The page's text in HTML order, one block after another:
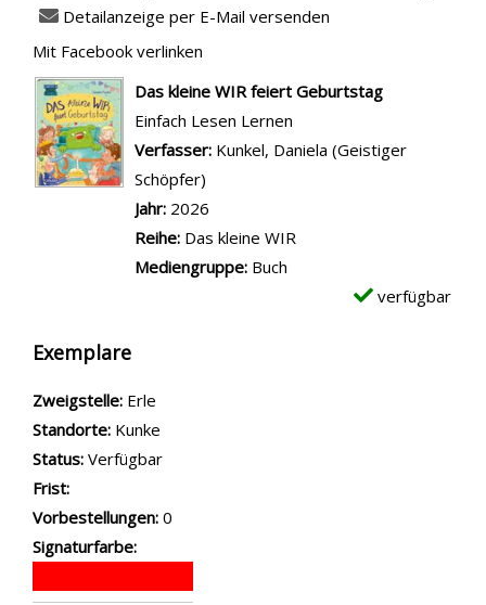
Detailanzeige per E-Mail versenden
Mit Facebook verlinken
wird in neuem Tab geöffnet
Das kleine WIR feiert Geburtstag
Einfach Lesen Lernen
Verfasser: Suche nach diesem Verfasser
Kunkel, Daniela (Geistiger
Schöpfer)
Jahr: 2026
Reihe: Das kleine WIR
Mediengruppe: Buch
verfügbar
Exemplare
Zweigstelle: Erle
Standorte: Kunke
Status: Verfügbar
Frist:
Vorbestellungen: 0
Signaturfarbe: